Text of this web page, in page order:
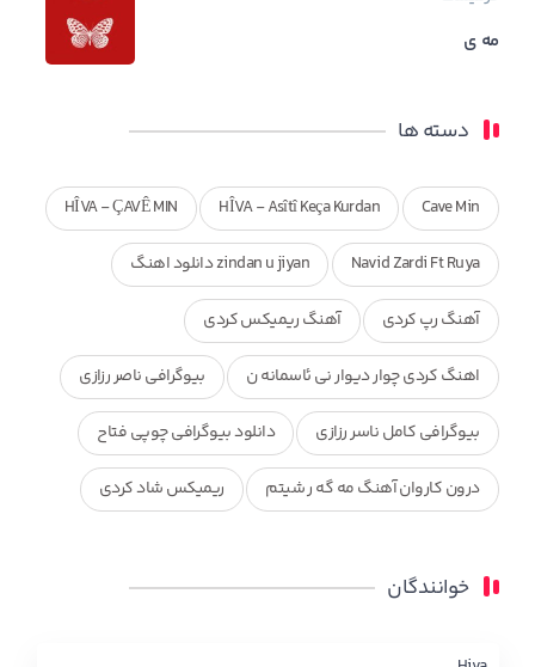
مه ی
دسته ها
Cave Min
HÎVA - Asîtî Keça Kurdan
HÎVA - ÇAVÊ MIN
Navid Zardi Ft Ruya zindan u jiyan دانلود اهنگ
آهنگ رپ کردی آهنگ ریمیکس کردی
اهنگ کردی چوار دیوار نی ئاسمانه ن بیوگرافی ناصر رزازی
بیوگرافی کامل ناسر رزازی دانلود بیوگرافی چوپی فتاح
درون کاروان آهنگ مه گه ر شیتم ریمیکس شاد کردی
محمد جزا
چاو من
خوانندگان